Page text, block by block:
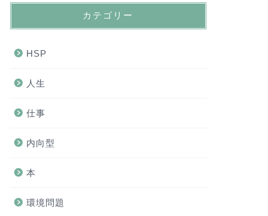
カテゴリー
HSP
人生
仕事
内向型
本
環境問題